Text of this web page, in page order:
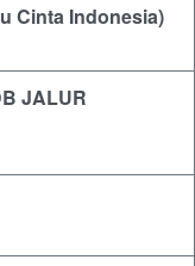
Cinta Indonesia)
JALUR